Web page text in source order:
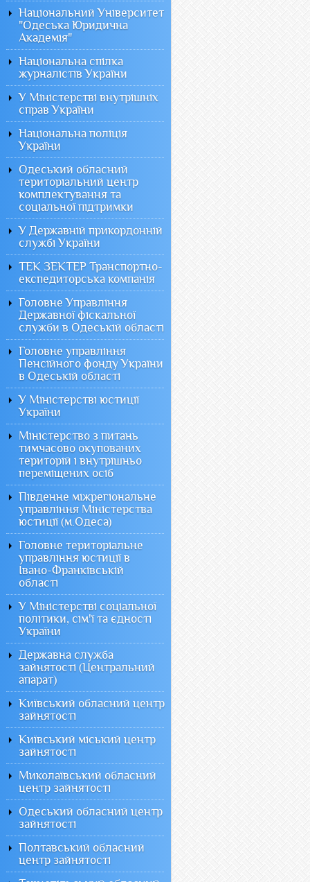
Національний Університет
"Одеська Юридична
Академія"
Національна спілка
журналістів України
У Міністерстві внутрішніх
справ України
Національна поліція
України
Одеський обласний
територіальний центр
комплектування та
соціальної підтримки
У Державній прикордонній
службі України
ТЕК ЗЕКТЕР Транспортно-
експедиторська компанія
Головне Управління
Державної фіскальної
служби в Одеській області
Головне управління
Пенсійного фонду України
в Одеській області
У Міністерстві юстиції
України
Міністерство з питань
тимчасово окупованих
територій і внутрішньо
переміщених осіб
Південне міжрегіональне
управління Міністерства
юстиції (м.Одеса)
Головне територіальне
управління юстиції в
Івано-Франківській
області
У Міністерстві соціальної
політики, сім'ї та єдності
України
Державна служба
зайнятості (Центральний
апарат)
Київський обласний центр
зайнятості
Київський міський центр
зайнятості
Миколаївський обласний
центр зайнятості
Одеський обласний центр
зайнятості
Полтавський обласний
центр зайнятості